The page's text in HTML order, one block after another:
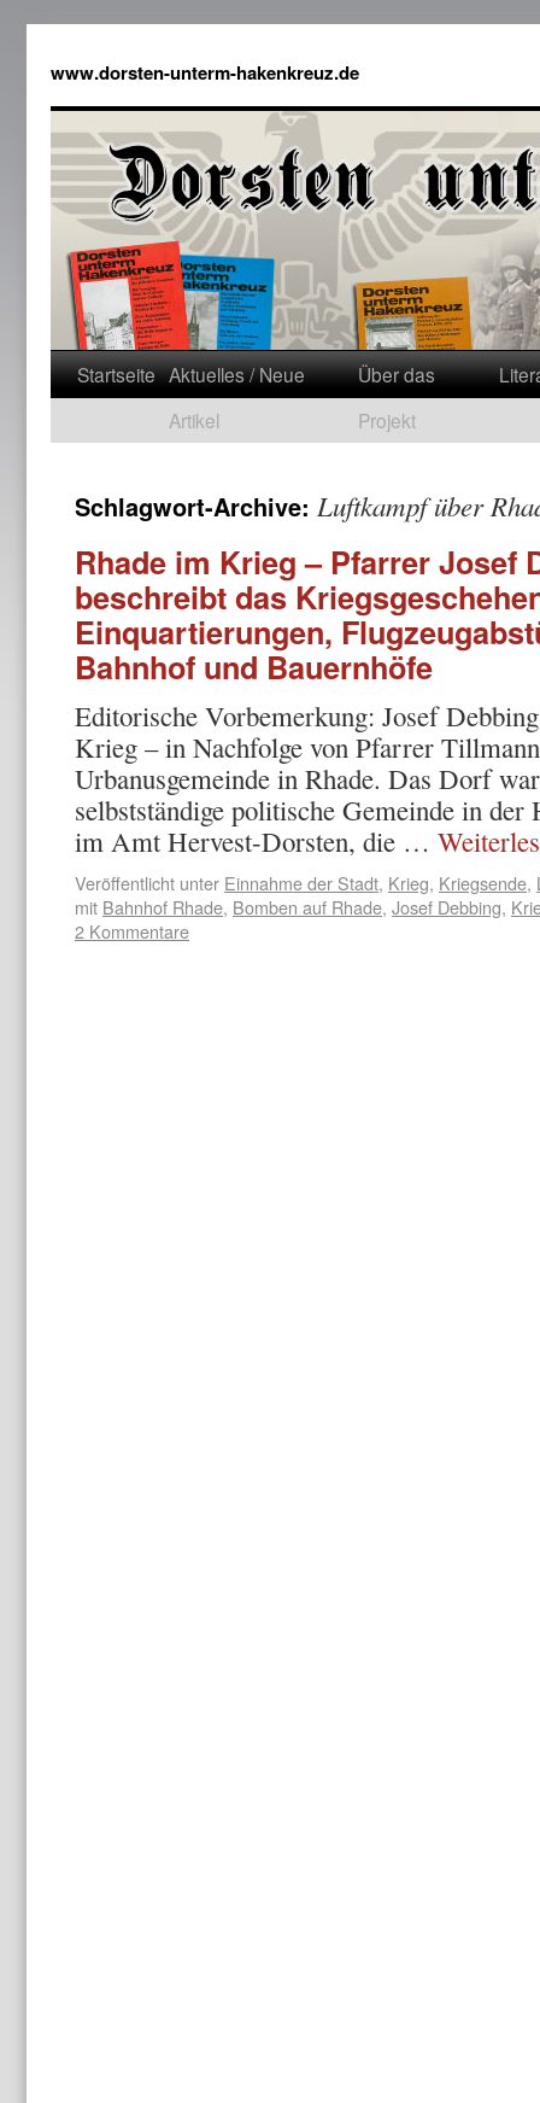
www.dorsten-unterm-hakenkreuz.de
Startseite Aktuelles / Neue
Artikel
Über das
Projekt
Schlagwort-Archive: Luftkampf über
Rhade im Krieg – Pfarrer Josef
beschreibt das
Einquartierungen,
Bahnhof und Bauernhöfe
Editorische Vorbemerkung: Josef
Krieg – in Nachfolge von Pfarrer
Urbanusgemeinde in Rhade. Das Dorf
selbstständige politische Gemeinde in
im Amt Hervest-Dorsten, die …
Veröffentlicht unter Einnahme der Stadt, Krieg, Kriegsende,
mit Bahnhof Rhade, Bomben auf Rhade, Josef Debbing,
2 Kommentare